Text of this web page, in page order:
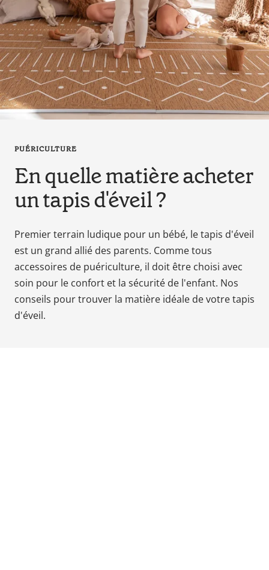
en
tant
que
parents
pour
votre
enfant,
pour
au
bain
avec
Meilleurs
prix
sur
Babyphones,
coussins
PUÉRICULTURE
En quelle matière acheter
un tapis d'éveil ?
Premier terrain ludique pour un bébé, le tapis d'éveil
est un grand allié des parents. Comme tous
accessoires de puériculture, il doit être choisi avec
soin pour le confort et la sécurité de l'enfant. Nos
conseils pour trouver la matière idéale de votre tapis
d'éveil.